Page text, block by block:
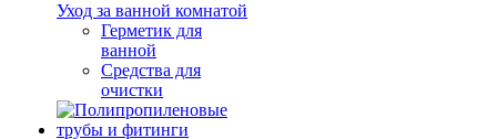
Уход за ванной комнатой
Герметик для
ванной
Средства для
очистки